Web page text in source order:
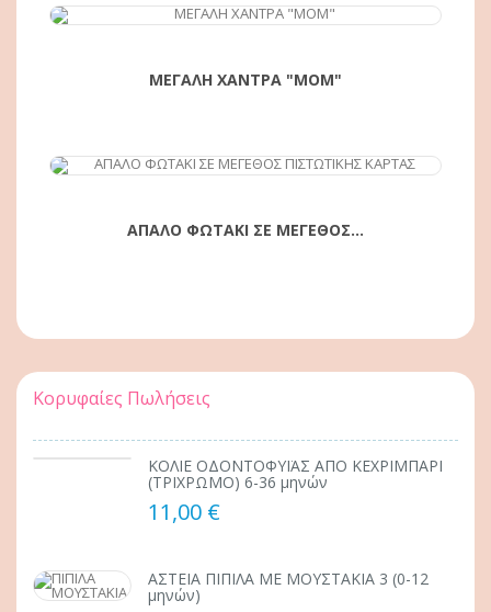
ΑΓΟΡΆ
ΜΕΓΑΛΗ ΧΑΝΤΡΑ "ΜΟΜ"
ΑΓΟΡΆ
ΑΠΑΛΟ ΦΩΤΑΚΙ ΣΕ ΜΕΓΕΘΟΣ...
Κορυφαίες Πωλήσεις
ΚΟΛΙΕ ΟΔΟΝΤΟΦΥΪΑΣ ΑΠΟ ΚΕΧΡΙΜΠΑΡΙ
(ΤΡΙΧΡΩΜΟ) 6-36 μηνών
11,00 €
ΑΣΤΕΙΑ ΠΙΠΙΛΑ ΜΕ ΜΟΥΣΤΑΚΙΑ 3 (0-12
μηνών)